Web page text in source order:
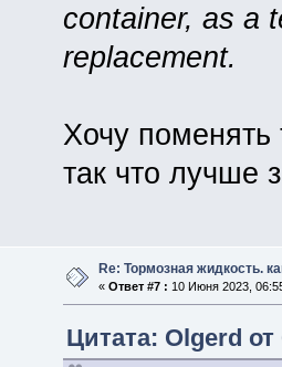
container, as a
replacement.
Хочу поменять
так что лучше
Re: Тормозная жидкость.
«Ответ #7 : 10 Июня 2023,
Цитата: Olgerd